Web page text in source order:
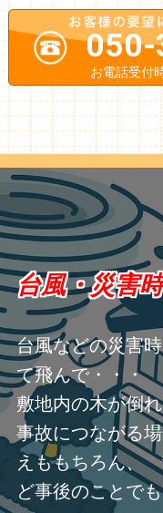
お電話受付
台風・災害
台風などの災害
て飛んで・・・
敷地内の木が倒
事故につながる
えももちろん、
ど事後のことで